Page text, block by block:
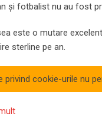
și fotbalist nu au fost
este o mutare
sterline pe an.
privind cookie-urile nu